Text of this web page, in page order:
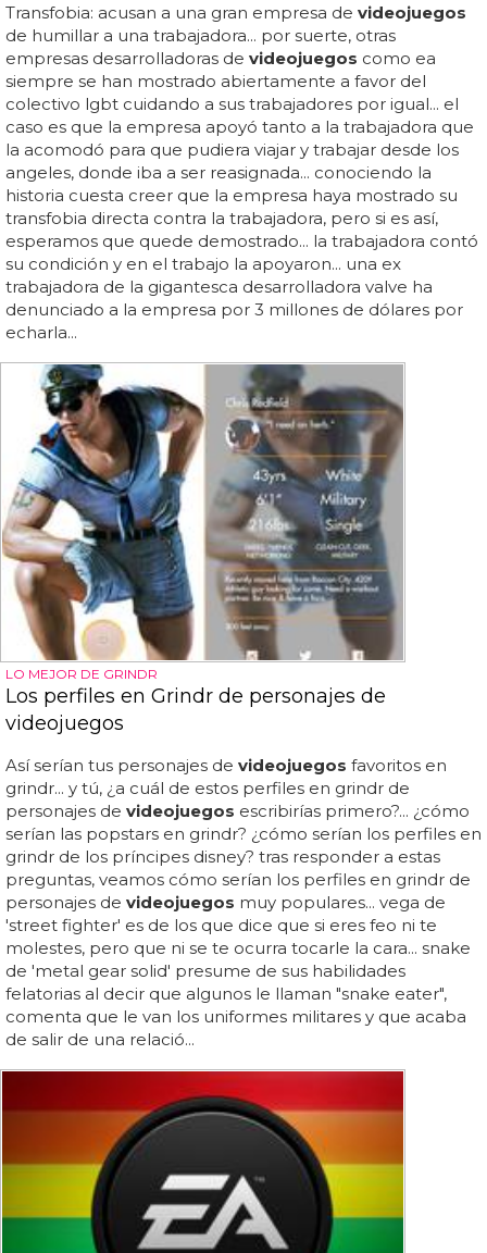
Transfobia: acusan a una gran empresa de videojuegos
de humillar a una trabajadora... por suerte, otras
empresas desarrolladoras de videojuegos como ea
siempre se han mostrado abiertamente a favor del
colectivo lgbt cuidando a sus trabajadores por igual... el
caso es que la empresa apoyó tanto a la trabajadora que
la acomodó para que pudiera viajar y trabajar desde los
angeles, donde iba a ser reasignada... conociendo la
historia cuesta creer que la empresa haya mostrado su
transfobia directa contra la trabajadora, pero si es así,
esperamos que quede demostrado... la trabajadora contó
su condición y en el trabajo la apoyaron... una ex
trabajadora de la gigantesca desarrolladora valve ha
denunciado a la empresa por 3 millones de dólares por
echarla...
LO MEJOR DE GRINDR
Los perfiles en Grindr de personajes de
videojuegos
Así serían tus personajes de videojuegos favoritos en
grindr... y tú, ¿a cuál de estos perfiles en grindr de
personajes de videojuegos escribirías primero?... ¿cómo
serían las popstars en grindr? ¿cómo serían los perfiles en
grindr de los príncipes disney? tras responder a estas
preguntas, veamos cómo serían los perfiles en grindr de
personajes de videojuegos muy populares... vega de
'street fighter' es de los que dice que si eres feo ni te
molestes, pero que ni se te ocurra tocarle la cara... snake
de 'metal gear solid' presume de sus habilidades
felatorias al decir que algunos le llaman "snake eater",
comenta que le van los uniformes militares y que acaba
de salir de una relació...